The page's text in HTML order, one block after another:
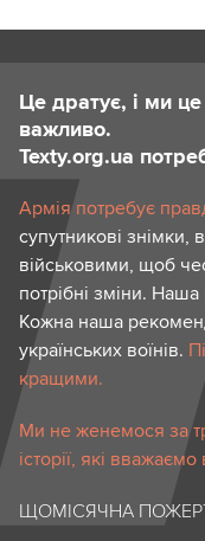
Це дратує, і ми
важливо.
Texty.org.ua
Армія потребує
супутникові знімки,
військовими, щоб
потрібні зміни.
Кожна наша
українських воїнів.
кращими.
Ми не женемося за
історії, які
ЩОМІСЯЧНА